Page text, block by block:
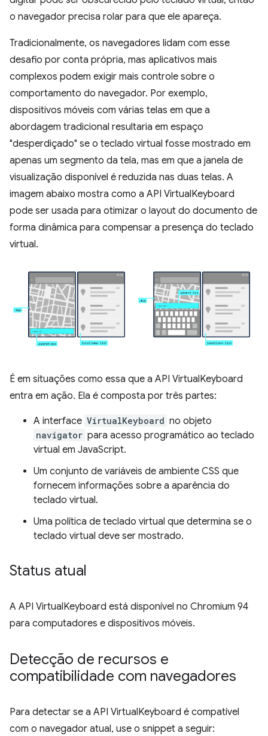
o navegador precisa rolar para que ele apareça.
Tradicionalmente, os navegadores lidam com esse
desafio por conta própria, mas aplicativos mais
complexos podem exigir mais controle sobre o
comportamento do navegador. Por exemplo,
dispositivos móveis com várias telas em que a
abordagem tradicional resultaria em espaço
"desperdiçado" se o teclado virtual fosse mostrado em
apenas um segmento da tela, mas em que a janela de
visualização disponível é reduzida nas duas telas. A
imagem abaixo mostra como a API VirtualKeyboard
pode ser usada para otimizar o layout do documento de
forma dinâmica para compensar a presença do teclado
virtual.
É em situações como essa que a API VirtualKeyboard
entra em ação. Ela é composta por três partes:
A interface VirtualKeyboard no objeto
navigator para acesso programático ao teclado
virtual em JavaScript.
Um conjunto de variáveis de ambiente CSS que
fornecem informações sobre a aparência do
teclado virtual.
Uma política de teclado virtual que determina se o
teclado virtual deve ser mostrado.
Status atual
A API VirtualKeyboard está disponível no Chromium 94
para computadores e dispositivos móveis.
Detecção de recursos e
compatibilidade com navegadores
Para detectar se a API VirtualKeyboard é compatível
com o navegador atual, use o snippet a seguir: